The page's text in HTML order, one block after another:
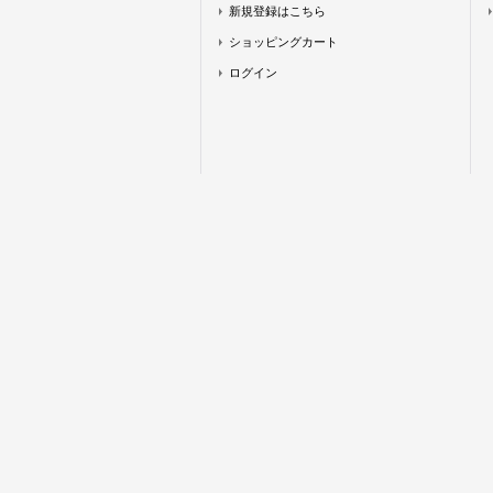
新規登録はこちら
ショッピングカート
ログイン